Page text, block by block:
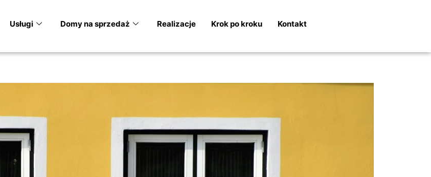
Usługi Domy na sprzedaż Realizacje Krok po kroku Kontakt